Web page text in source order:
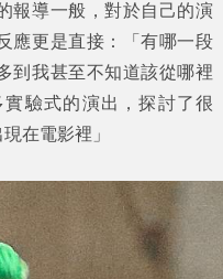
報導一般，對於自己的演
應更是直接：「有哪一段
到我甚至不知道該從哪裡
驗式的演出，探討了很
在電影裡」